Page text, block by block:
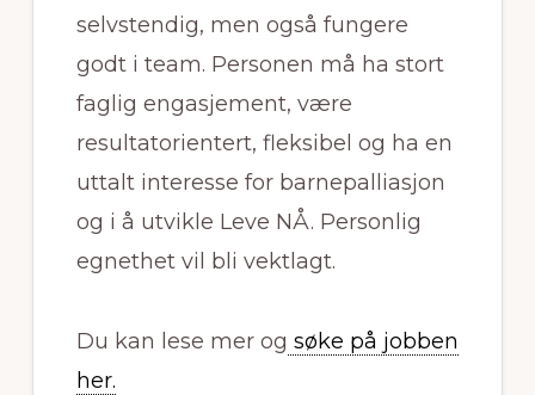
selvstendig, men også fungere
godt i team. Personen må ha stort
faglig engasjement, være
resultatorientert, fleksibel og ha en
uttalt interesse for barnepalliasjon
og i å utvikle Leve NÅ. Personlig
egnethet vil bli vektlagt.
Du kan lese mer og søke på jobben
her.